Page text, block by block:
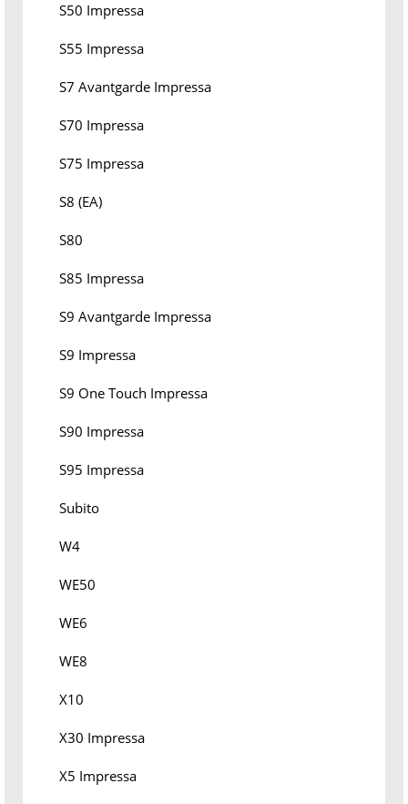
S50 Impressa
S55 Impressa
S7 Avantgarde Impressa
S70 Impressa
S75 Impressa
S8 (EA)
S80
S85 Impressa
S9 Avantgarde Impressa
S9 Impressa
S9 One Touch Impressa
S90 Impressa
S95 Impressa
Subito
W4
WE50
WE6
WE8
X10
X30 Impressa
X5 Impressa